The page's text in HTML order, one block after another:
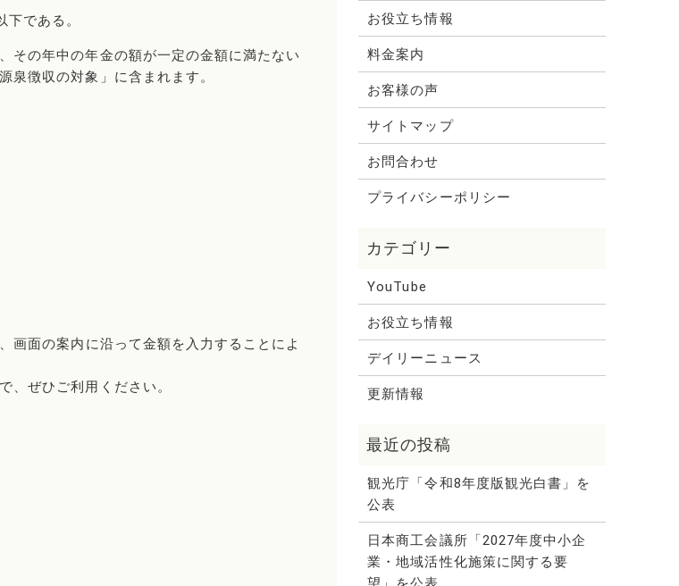
である。
その年中の年金の額が一定の金額に満たない
泉徴収の対象」に含まれます。
画面の案内に沿って金額を入力することによ
、ぜひご利用ください。
お役立ち情報
料金案内
お客様の声
サイトマップ
お問合わせ
プライバシーポリシー
YouTube
お役立ち情報
デイリーニュース
更新情報
観光庁「令和8年度版観光白書」を
公表
日本商工会議所「2027年度中小企
業・地域活性化施策に関する要